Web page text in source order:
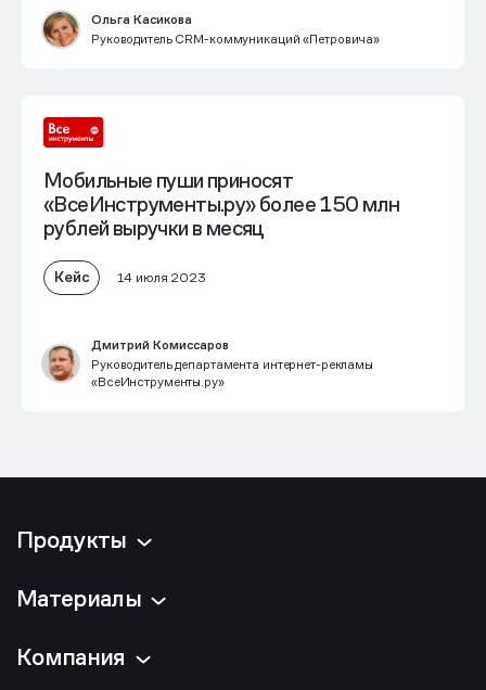
Ольга Касикова
Руководитель CRM-коммуникаций «Петровича»
Мобильные пуши приносят
«ВсеИнструменты.ру» более 150 млн
рублей выручки в месяц
Кейс 14 июля 2023
Дмитрий Комиссаров
Руководитель департамента интернет-рекламы
«ВсеИнструменты.ру»
Продукты
Материалы
Компания